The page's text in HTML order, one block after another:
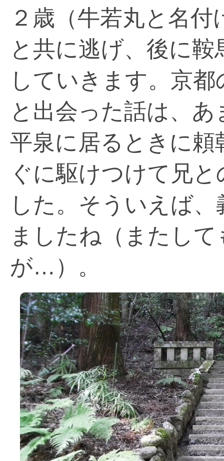
２歳（牛若丸と名
と共に逃げ、後に
していきます。京
と出会った話は、
平泉に居るときに
ぐに駆けつけて兄
した。そういえば
ましたね（またし
が…）。